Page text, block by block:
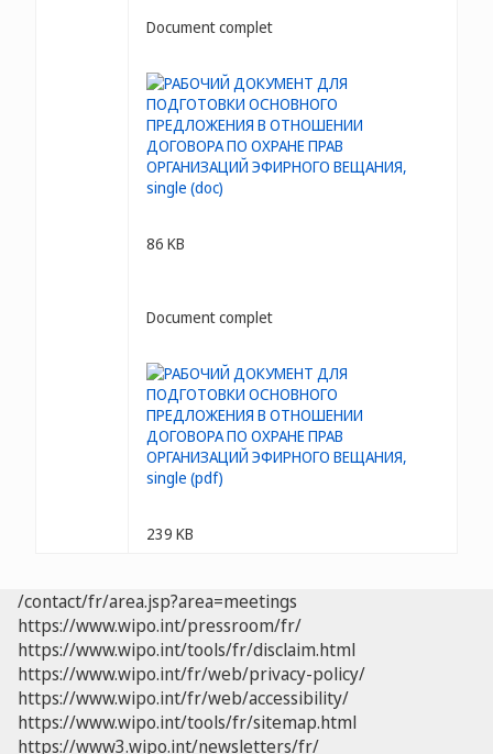
Document complet
86 KB
Document complet
239 KB
/contact/fr/area.jsp?area=meetings
https://www.wipo.int/pressroom/fr/
https://www.wipo.int/tools/fr/disclaim.html
https://www.wipo.int/fr/web/privacy-policy/
https://www.wipo.int/fr/web/accessibility/
https://www.wipo.int/tools/fr/sitemap.html
https://www3.wipo.int/newsletters/fr/